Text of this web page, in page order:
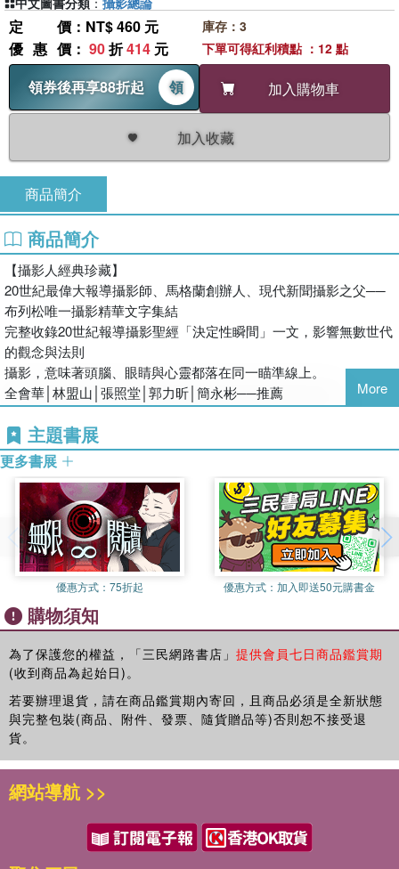
定價 ：NT$ 460 元
優惠價 ： 90折414 元
領券後再享88折起
領 加入購物車
加入收藏
庫存：3
下單可得紅利積點 ：12 點
商品簡介
商品簡介
【攝影人經典珍藏】
20世紀最偉大報導攝影師、馬格蘭創辦人、現代新聞攝影之父──
布列松唯一攝影精華文字集結
完整收錄20世紀報導攝影聖經「決定性瞬間」一文，影響無數世代
的觀念與法則
攝影，意味著頭腦、眼睛與心靈都落在同一瞄準線上。
全會華│林盟山│張照堂│郭力昕│簡永彬──推薦
More
主題書展
更多書展
優惠方式： 75折起 優惠方式： 加入即送50元購書金
購物須知
為了保護您的權益，「三民網路書店」 提供會員七日商品鑑賞期
(收到商品為起始日)。
若要辦理退貨，請在商品鑑賞期內寄回，且商品必須是全新狀態
與完整包裝(商品、附件、發票、隨貨贈品等)否則恕不接受退
貨。
網站導航 >>